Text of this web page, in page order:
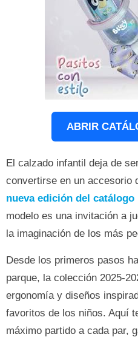
ABRIR
El calzado infantil deja de
convertirse en un accesorio
nueva edición del catálogo
modelo es una invitación a
la imaginación de los más
Desde los primeros pasos
parque, la colección 2025-
ergonomía y diseños
favoritos de los niños. Aquí
máximo partido a cada par,